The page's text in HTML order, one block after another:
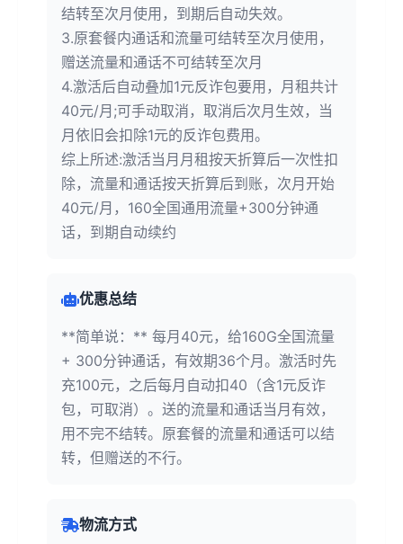
结转至次月使用，到期后自动失效。
3.原套餐内通话和流量可结转至次月使用，
赠送流量和通话不可结转至次月
4.激活后自动叠加1元反诈包要用，月租共计
40元/月;可手动取消，取消后次月生效，当
月依旧会扣除1元的反诈包费用。
综上所述:激活当月月租按天折算后一次性扣
除，流量和通话按天折算后到账，次月开始
40元/月，160全国通用流量+300分钟通
话，到期自动续约
优惠总结
**简单说：** 每月40元，给160G全国流量
+ 300分钟通话，有效期36个月。激活时先
充100元，之后每月自动扣40（含1元反诈
包，可取消）。送的流量和通话当月有效，
用不完不结转。原套餐的流量和通话可以结
转，但赠送的不行。
物流方式